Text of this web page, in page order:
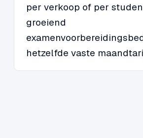
per verkoop of per
groeiend
hetzelfde vaste